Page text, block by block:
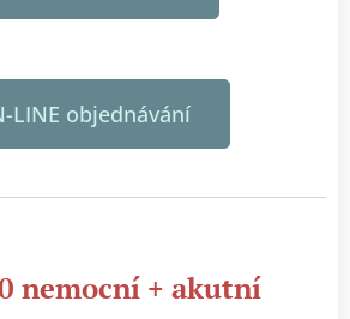
LINE objednávání
nemocní + akutní